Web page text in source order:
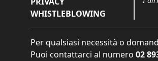
WHISTLEBLOWING
Per qualsiasi necessità o
Puoi contattarci al numero 02